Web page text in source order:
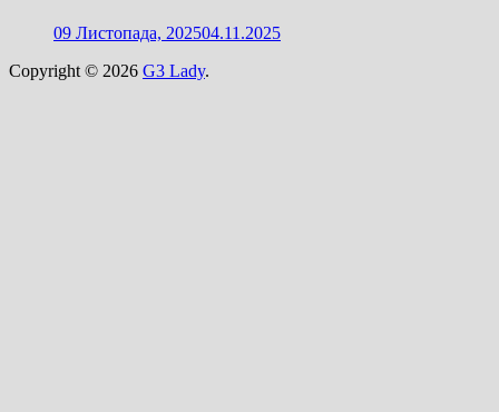
09 Листопада, 202504.11.2025
Copyright © 2026 G3 Lady.